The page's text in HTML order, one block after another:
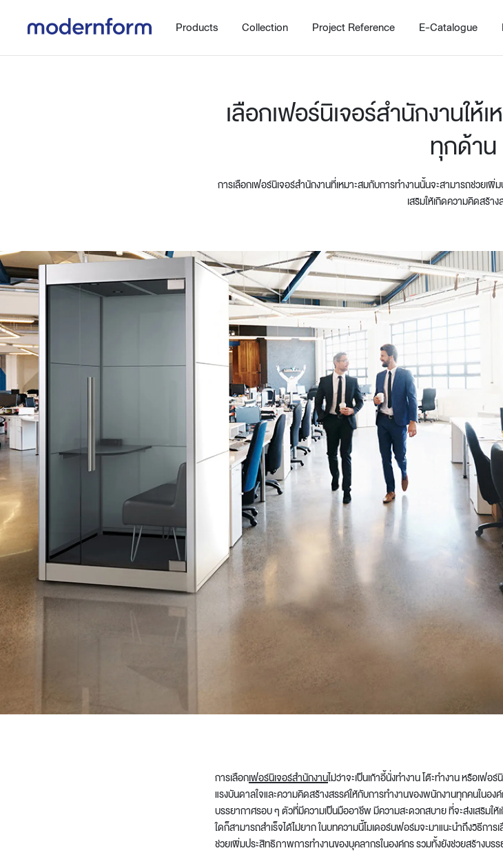
Products
Workspace
Executive
Meeting & Conference
Lounge area
Collaboration space
Storage
Itoki
Adjustable desk
Working accessories
Home
Dining room
Bedroom
Wordrobe
Hardware & Fitting
Furniture Fitting
Architectural Hardware
Surfacing and Flooring Material
Fire-rated & Decorative Doors
Higold
Kitchen Tall Unit Basket
Kitchen Pull Out Basket
Kitchen Corner Basket
Collection
Working Design
Ergonomic Recliner Steelcase
Design Awards
Collection
View More
Project Reference E-Catalogue
เลือกเฟอร์นิเจอร์สำนักงานให้
ทุกด้าน
การเลือกเฟอร์นิเจอร์สำนักงานที่เหมาะสมกับการทำงานนั้นจะสามารถช่วยเ
เสริมให้เกิดความคิดสร้าง
การเลือกเฟอร์นิเจอร์สำนักงานไม่ว่าจะเป็นเก้าอี้นั่งทำงานโต๊ะทำงานหรือเฟอร์
แรงบันดาลใจและความคิดสร้างสรรค์ให้กับการทำงานของพนักงานทุกคนในอง
บรรยากาศรอบ ๆ ตัวที่มีความเป็นมืออาชีพ มีความสะดวกสบาย ที่จะส่งเสริมให้เ
ใดก็สามารถสำเร็จได้ไม่ยาก ในบทความนี้โมเดอร์นฟอร์มจะมาแนะนำถึงวิธีการ
ช่วยเพิ่มประสิทธิภาพการทำงานของบุคลากรในองค์กร รวมทั้งยังช่วยสร้างบร